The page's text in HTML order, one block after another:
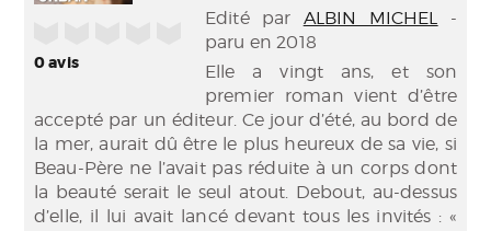
0avis
Edité par ALBIN MICHEL -
paru en 2018
Elle a vingt ans, et son
premier roman vient d’être
accepté par un éditeur. Ce jour d’été, au bord de
la mer, aurait dû être le plus heureux de sa vie, si
Beau-Père ne l’avait pas réduite à un corps dont
la beauté serait le seul atout. Debout, au-dessus
d’elle, il lui avait lancé devant tous les invités : «